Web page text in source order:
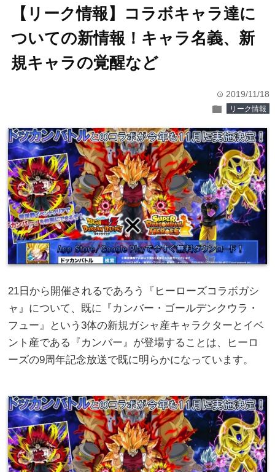
【リーク情報】コラボキャラ達に
ついての新情報！キャラ名義、新
規キャラの覚醒など
time 2019/11/18
folder リーク情報
21日から開催されるであろう『ヒーローズコラボガシ
ャ』について、既に『カンバー・ゴールデンクウラ・
フュー』という3体の新規ガシャ産キャラクターとイベ
ント産である『カンバー』が登場することは、ヒーロ
ーズの9周年記念放送で既に明らかになっています。